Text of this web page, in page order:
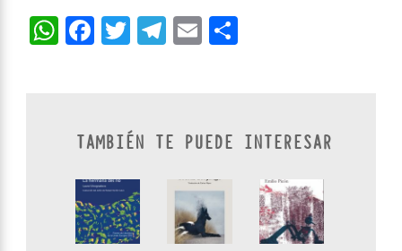
WhatsApp
Facebook
Twitter
Telegram
Email
TAMBIÉN TE PUEDE INTERESAR